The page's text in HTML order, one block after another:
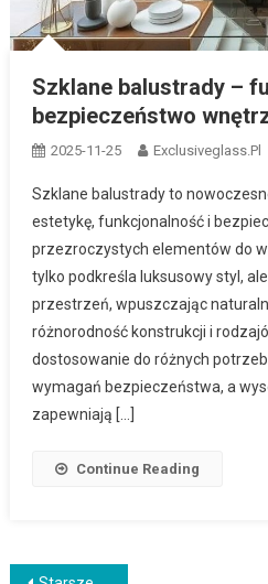
Szklane balustrady –
bezpieczeństwo
2025-11-25 Exclusiveglass.pl
Szklane balustrady to
estetykę, funkcjonalność i
przezroczystych elementów do
tylko podkreśla luksusowy styl,
przestrzeń, wpuszczając
różnorodność konstrukcji i
dostosowanie do różnych
wymagań bezpieczeństwa, a
zapewniają […]
Continue Reading